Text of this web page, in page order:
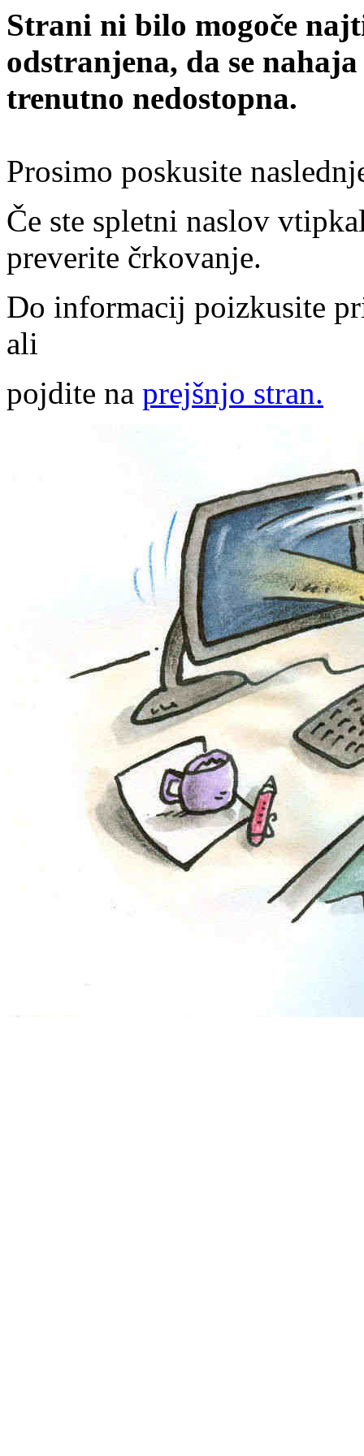
Strani ni bilo mogoče
odstranjena, da se
trenutno nedostopna.
Prosimo poskusite
Če ste spletni naslov
preverite črkovanje.
Do informacij poizkusite
ali
pojdite na prejšnjo stran.